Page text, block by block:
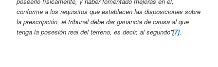
conforme a los requisitos que establecen las disposiciones sobre
la prescripción, el tribunal debe dar ganancia de causa al que
tenga la posesión real del terreno, es decir, al segundo”[7].